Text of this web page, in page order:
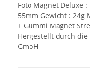
Foto Magnet Deluxe
55mm Gewicht : 24g
+ Gummi Magnet
Hergestellt durch die
GmbH